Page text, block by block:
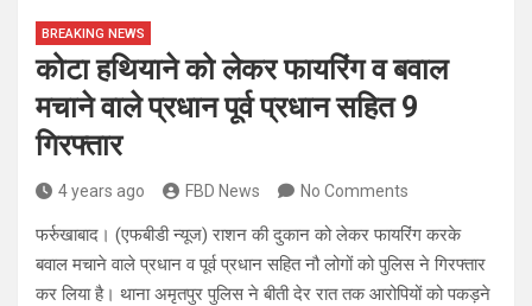
BREAKING NEWS
कोटा हथियाने को लेकर फायरिंग व बवाल
मचाने वाले प्रधान पूर्व प्रधान सहित 9
गिरफ्तार
4 years ago FBD News No Comments
फर्रुखाबाद। (एफबीडी न्यूज) राशन की दुकान को लेकर फायरिंग करके
बवाल मचाने वाले प्रधान व पूर्व प्रधान सहित नौ लोगों को पुलिस ने गिरफ्तार
कर लिया है। थाना अमृतपुर पुलिस ने बीती देर रात तक आरोपियों को पकड़ने